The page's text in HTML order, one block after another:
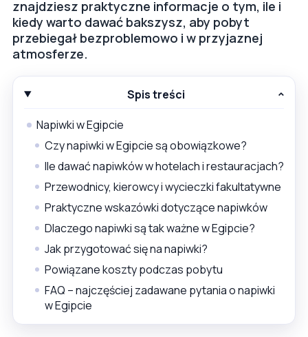
znajdziesz praktyczne informacje o tym, ile i
kiedy warto dawać bakszysz, aby pobyt
przebiegał bezproblemowo i w przyjaznej
atmosferze.
Spis treści
Napiwki w Egipcie
Czy napiwki w Egipcie są obowiązkowe?
Ile dawać napiwków w hotelach i restauracjach?
Przewodnicy, kierowcy i wycieczki fakultatywne
Praktyczne wskazówki dotyczące napiwków
Dlaczego napiwki są tak ważne w Egipcie?
Jak przygotować się na napiwki?
Powiązane koszty podczas pobytu
FAQ – najczęściej zadawane pytania o napiwki
w Egipcie